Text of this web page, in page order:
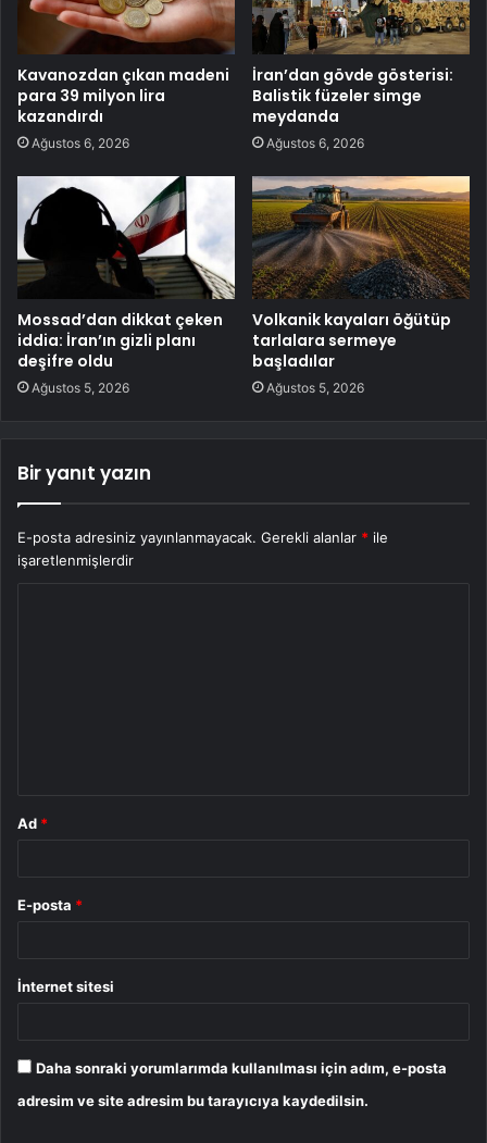
Kavanozdan çıkan madeni
para 39 milyon lira
kazandırdı
Ağustos 6, 2026
İran’dan gövde gösterisi:
Balistik füzeler simge
meydanda
Ağustos 6, 2026
Mossad’dan dikkat çeken
iddia: İran’ın gizli planı
deşifre oldu
Ağustos 5, 2026
Volkanik kayaları öğütüp
tarlalara sermeye
başladılar
Ağustos 5, 2026
Bir yanıt yazın
E-posta adresiniz yayınlanmayacak. Gerekli alanlar * ile
işaretlenmişlerdir
Ad *
E-posta *
İnternet sitesi
Daha sonraki yorumlarımda kullanılması için adım, e-posta
adresim ve site adresim bu tarayıcıya kaydedilsin.